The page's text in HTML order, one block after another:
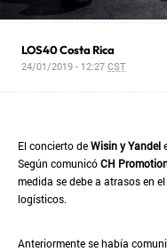
LOS40 Costa Rica
24/01/2019 - 12:27CST
El concierto deWisin y Yandel
Según comunicóCH
medida se debe a atrasos en
logísticos.
Anteriormente se había